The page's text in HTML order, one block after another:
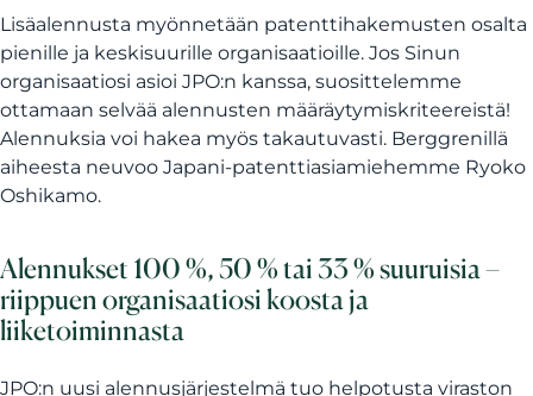
Lisäalennusta myönnetään patenttihakemusten osalta
pienille ja keskisuurille organisaatioille. Jos Sinun
organisaatiosi asioi JPO:n kanssa, suosittelemme
ottamaan selvää alennusten määräytymiskriteereistä!
Alennuksia voi hakea myös takautuvasti. Berggrenillä
aiheesta neuvoo Japani-patenttiasiamiehemme Ryoko
Oshikamo.
Alennukset 100 %, 50 % tai 33 % suuruisia –
riippuen organisaatiosi koosta ja
liiketoiminnasta
JPO:n uusi alennusjärjestelmä tuo helpotusta viraston